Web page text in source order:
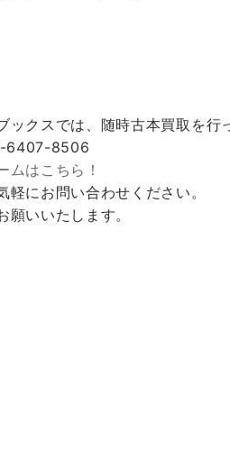
ックスでは、随時古本買取を行
8506
ムはこちら！
軽にお問い合わせください。
願いいたします。